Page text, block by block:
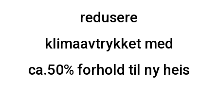
redusere
klimaavtrykket med
ca.50% forhold til ny heis